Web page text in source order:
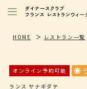
レストランを探す
特別イベント/キャンペー
HOME レストラン一覧
ランス ヤナギダテ
オンライン予約可能